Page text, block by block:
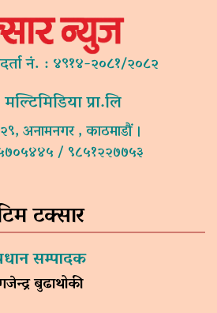
नं. : ४९१४-२०८१/२०८२
प्रा.लि
अनामनगर , काठमाडौं ।
/ ९८५१२२७७५३
टक्सार
सम्पादक
बुढाथोकी